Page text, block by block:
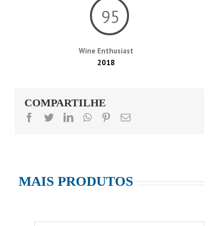
95
Wine Enthusiast
2018
COMPARTILHE
facebook
twitterlinkedinwhatsapppinterestEmail
MAIS PRODUTOS